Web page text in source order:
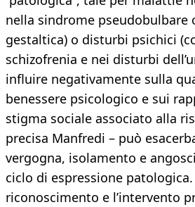
nella sindrome pseudobulbare
gestaltica) o disturbi psichici
schizofrenia e nei disturbi
influire negativamente sulla
benessere psicologico e sui
stigma sociale associato alla
precisa Manfredi – può
vergogna, isolamento e
ciclo di espressione
riconoscimento e l’intervento